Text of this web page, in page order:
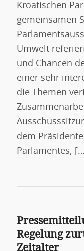
Kroatischen
gemeinsamen
Umwelt
und Chancen
einer sehr
die Themen
dem
Parlamentes, […]
Regelung
Zeitalter